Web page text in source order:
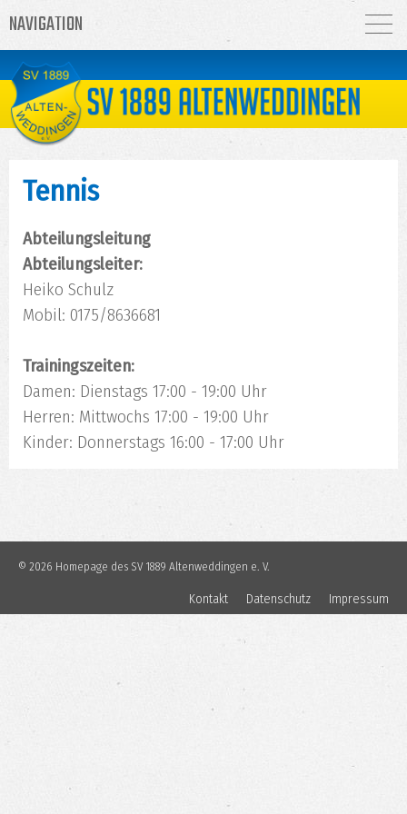
NAVIGATION
Tennis
Abteilungsleitung
Abteilungsleiter:
Heiko Schulz
Mobil: 0175/8636681
Trainingszeiten:
Damen: Dienstags 17:00 - 19:00 Uhr
Herren: Mittwochs 17:00 - 19:00 Uhr
Kinder: Donnerstags 16:00 - 17:00 Uhr
© 2026 Homepage des SV 1889 Altenweddingen e. V.
Kontakt Datenschutz Impressum